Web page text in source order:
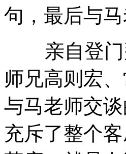
句，最后与
亲自登门
师兄高则宏
与马老师交
充斥了整个